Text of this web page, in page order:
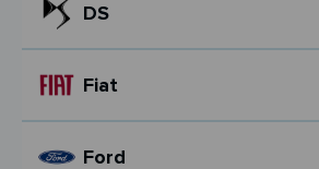
DS
Fiat
Ford